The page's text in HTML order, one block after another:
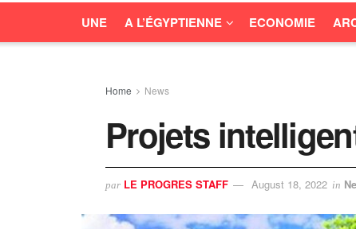
UNE A L’ÉGYPTIENNE ECONOMIE
Home News
Projets
par LE PROGRES STAFF August 18, 2022 in